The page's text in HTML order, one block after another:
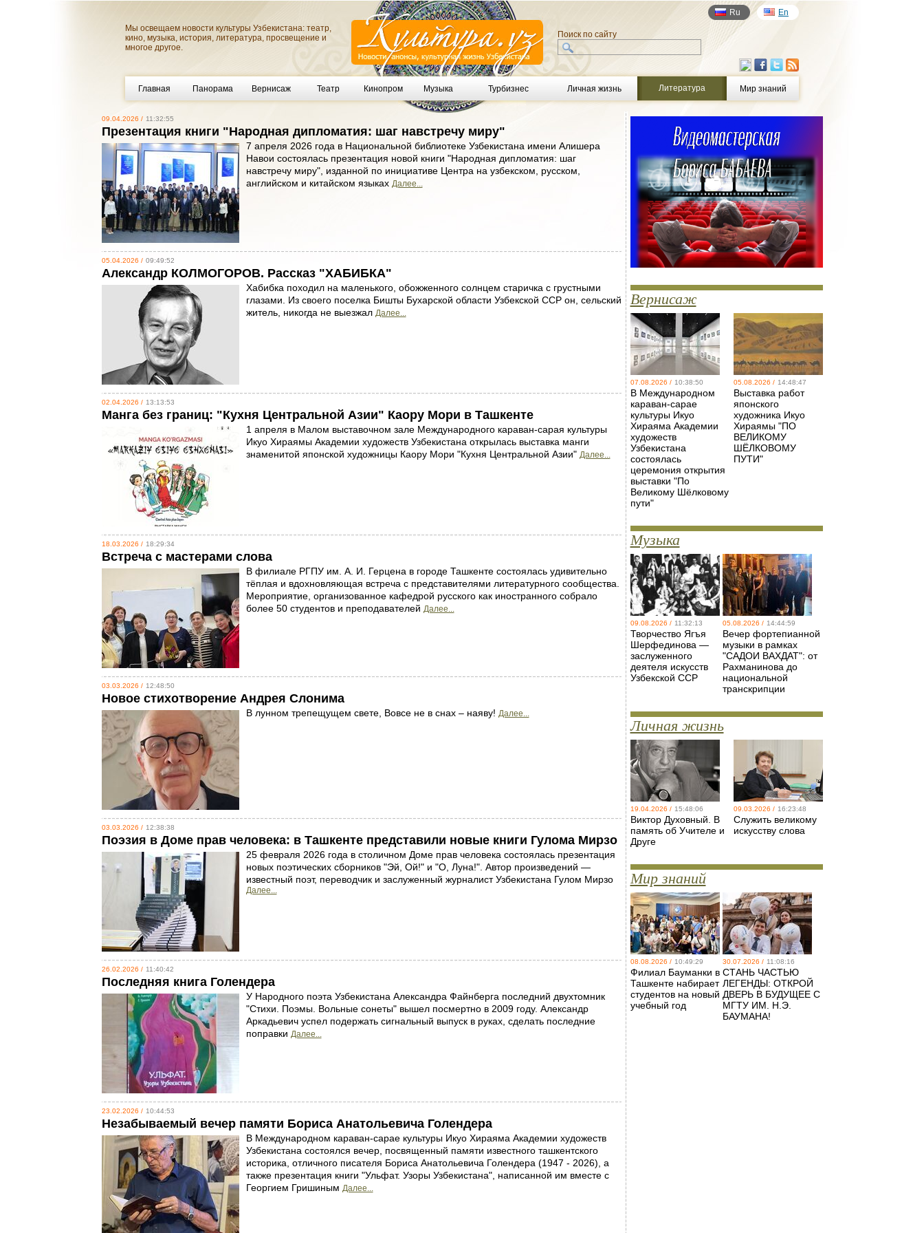
Мы освещаем новости культуры Узбекистана: театр,
кино, музыка, история, литература, просвещение и
многое другое.
Ru En
Поиск по сайту
Главная Панорама Вернисаж Театр Кинопром Музыка Турбизнес Личная жизнь Литература Мир знаний
09.04.2026 / 11:32:55
Презентация книги "Народная дипломатия: шаг навстречу миру"
7 апреля 2026 года в Национальной библиотеке Узбекистана имени Алишера
Навои состоялась презентация новой книги "Народная дипломатия: шаг
навстречу миру", изданной по инициативе Центра на узбекском, русском,
английском и китайском языках Далее...
05.04.2026 / 09:49:52
Александр КОЛМОГОРОВ. Рассказ "ХАБИБКА"
Хабибка походил на маленького, обожженного солнцем старичка с грустными
глазами. Из своего поселка Бишты Бухарской области Узбекской ССР он, сельский
житель, никогда не выезжал Далее...
02.04.2026 / 13:13:53
Манга без границ: "Кухня Центральной Азии" Каору Мори в Ташкенте
1 апреля в Малом выставочном зале Международного караван-сарая культуры
Икуо Хираямы Академии художеств Узбекистана открылась выставка манги
знаменитой японской художницы Каору Мори "Кухня Центральной Азии" Далее...
18.03.2026 / 18:29:34
Встреча с мастерами слова
В филиале РГПУ им. А. И. Герцена в городе Ташкенте состоялась удивительно
тёплая и вдохновляющая встреча с представителями литературного сообщества.
Мероприятие, организованное кафедрой русского как иностранного собрало
более 50 студентов и преподавателей Далее...
03.03.2026 / 12:48:50
Новое стихотворение Андрея Слонима
В лунном трепещущем свете, Вовсе не в снах – наяву! Далее...
03.03.2026 / 12:38:38
Поэзия в Доме прав человека: в Ташкенте представили новые книги Гулома Мирзо
25 февраля 2026 года в столичном Доме прав человека состоялась презентация
новых поэтических сборников "Эй, Ой!" и "О, Луна!". Автор произведений —
известный поэт, переводчик и заслуженный журналист Узбекистана Гулом Мирзо
Далее...
26.02.2026 / 11:40:42
Последняя книга Голендера
У Народного поэта Узбекистана Александра Файнберга последний двухтомник
"Стихи. Поэмы. Вольные сонеты" вышел посмертно в 2009 году. Александр
Аркадьевич успел подержать сигнальный выпуск в руках, сделать последние
поправки Далее...
23.02.2026 / 10:44:53
Незабываемый вечер памяти Бориса Анатольевича Голендера
В Международном караван-сарае культуры Икуо Хираяма Академии художеств
Узбекистана состоялся вечер, посвященный памяти известного ташкентского
историка, отличного писателя Бориса Анатольевича Голендера (1947 - 2026), а
также презентация книги "Ульфат. Узоры Узбекистана", написанной им вместе с
Георгием Гришиным Далее...
Вернисаж
07.08.2026 / 10:38:50
В Международном
караван-сарае
культуры Икуо
Хираяма Академии
художеств
Узбекистана
состоялась
церемония открытия
выставки "По
Великому Шёлковому
пути"
05.08.2026 / 14:48:47
Выставка работ
японского
художника Икуо
Хираямы "ПО
ВЕЛИКОМУ
ШЁЛКОВОМУ
ПУТИ"
Музыка
09.08.2026 / 11:32:13
Творчество Ягъя
Шерфединова —
заслуженного
деятеля искусств
Узбекской ССР
05.08.2026 / 14:44:59
Вечер фортепианной
музыки в рамках
"САДОИ ВАХДАТ": от
Рахманинова до
национальной
транскрипции
Личная жизнь
19.04.2026 / 15:48:06
Виктор Духовный. В
память об Учителе и
Друге
09.03.2026 / 16:23:48
Служить великому
искусству слова
Мир знаний
08.08.2026 / 10:49:29
Филиал Бауманки в
Ташкенте набирает
студентов на новый
учебный год
30.07.2026 / 11:08:16
СТАНЬ ЧАСТЬЮ
ЛЕГЕНДЫ: ОТКРОЙ
ДВЕРЬ В БУДУЩЕЕ С
МГТУ ИМ. Н.Э.
БАУМАНА!